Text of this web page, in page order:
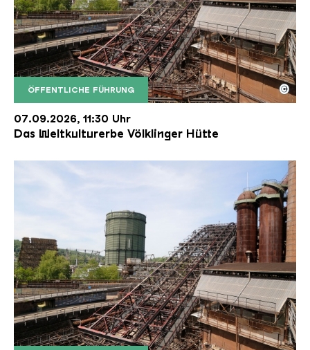
ÖFFENTLICHE FÜHRUNG
Der Erzschrägaufzug der Völklinger Hütte mit
Copyright: Weltkulturerbe Völklinger Hütte | Karl
©
07.09.2026, 11:30 Uhr
Das Weltkulturerbe Völklinger Hütte